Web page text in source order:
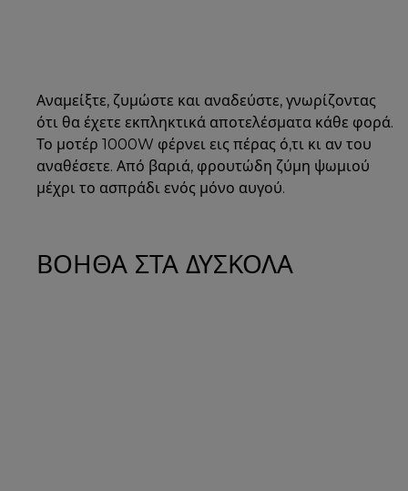
Αναμείξτε, ζυμώστε και αναδεύστε, γνωρίζοντας
ότι θα έχετε εκπληκτικά αποτελέσματα κάθε φορά.
Το μοτέρ 1000W φέρνει εις πέρας ό,τι κι αν του
αναθέσετε. Από βαριά, φρουτώδη ζύμη ψωμιού
μέχρι το ασπράδι ενός μόνο αυγού.
ΒΟΗΘΑ ΣΤΑ ΔΥΣΚΟΛΑ